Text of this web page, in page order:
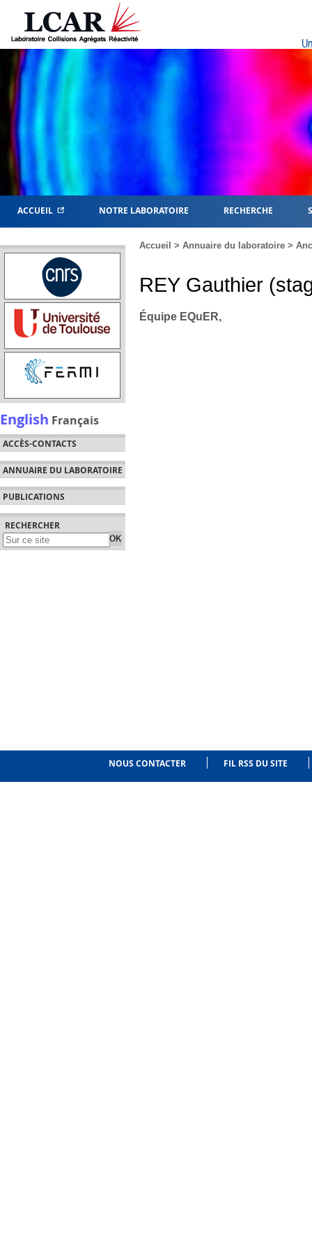
ACCUEIL NOTRE LABORATOIRE RECHERCHE
English Français
ACCÈS-CONTACTS
ANNUAIRE DU LABORATOIRE
PUBLICATIONS
RECHERCHER
Accueil > Annuaire du laboratoire >
REY Gauthier
Équipe EQuER,
NOUS CONTACTER FIL RSS DU SITE